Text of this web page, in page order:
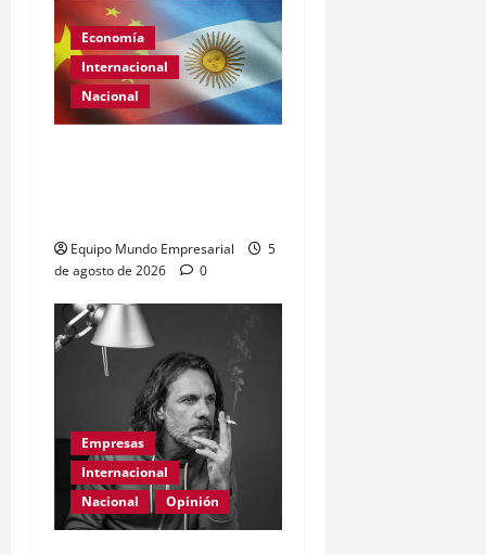
Economía
Internacional
Nacional
Equipo Mundo Empresarial
5
de agosto de 2026
0
Empresas
Internacional
Nacional
Opinión